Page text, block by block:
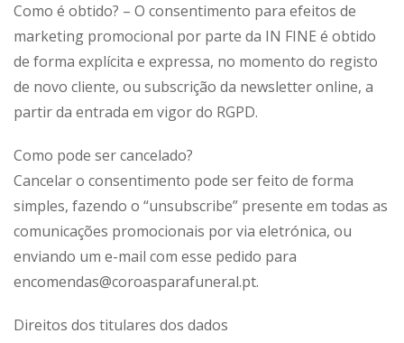
Como é obtido? – O consentimento para efeitos de
marketing promocional por parte da IN FINE é obtido
de forma explícita e expressa, no momento do registo
de novo cliente, ou subscrição da newsletter online, a
partir da entrada em vigor do RGPD.
Como pode ser cancelado?
Cancelar o consentimento pode ser feito de forma
simples, fazendo o “unsubscribe” presente em todas as
comunicações promocionais por via eletrónica, ou
enviando um e-mail com esse pedido para
encomendas@coroasparafuneral.pt.
Direitos dos titulares dos dados